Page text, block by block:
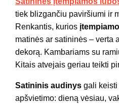
tiek blizgančiu paviršiumi ir
Renkantis, kurios
matinės ar satininės – verta
dekorą. Kambariams su
Kitais atvejais geriau teikti
Satininis audinys gali
apšvietimo: dieną vėsiau,